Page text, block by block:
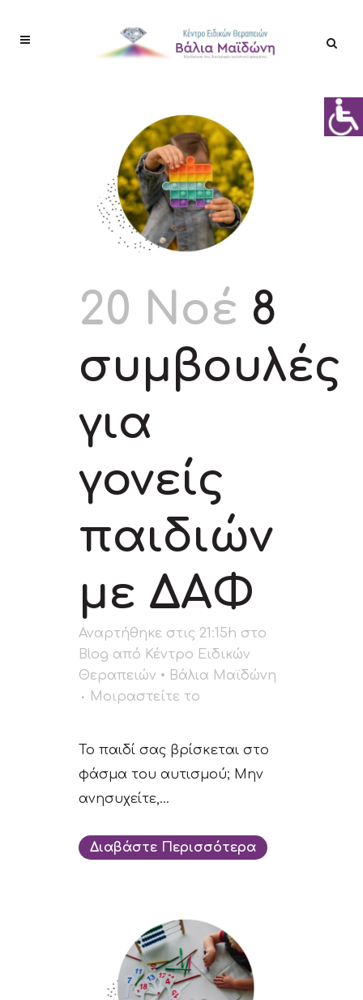
20 Νοέ 8
συμβουλές
για
γονείς
παιδιών
με ΔΑΦ
Αναρτήθηκε στις 21:15h στο
Blog από Κέντρο Ειδικών
Θεραπειών • Βάλια Μαϊδώνη
Μοιραστείτε το
Το παιδί σας βρίσκεται στο
φάσμα του αυτισμού; Μην
ανησυχείτε,...
Διαβάστε Περισσότερα